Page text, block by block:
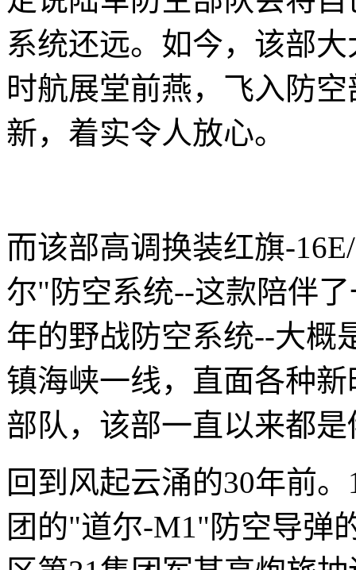
系统还远。如今，该部
时航展堂前燕，飞入防
新，着实令人放心。
而该部高调换装红旗-
尔"防空系统--这款陪伴
年的野战防空系统--大概
镇海峡一线，直面各种
部队，该部一直以来都
回到风起云涌的30年前
团的"道尔-M1"防空导弹